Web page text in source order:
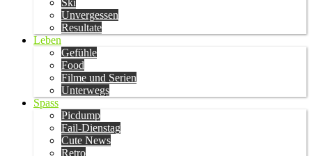
Ski
Unvergessen
Resultate
Leben
Gefühle
Food
Filme und Serien
Unterwegs
Spass
Picdump
Fail-Dienstag
Cute News
Retro